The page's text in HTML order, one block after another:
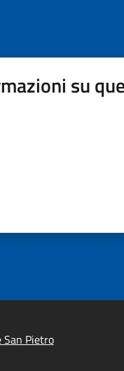
su
San Pietro